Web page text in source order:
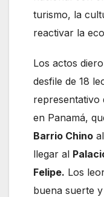
turismo, la
reactivar la
Los actos
desfile de 18
representativo
en Panamá,
Barrio Chino
llegar al
Felipe. Los
buena suerte